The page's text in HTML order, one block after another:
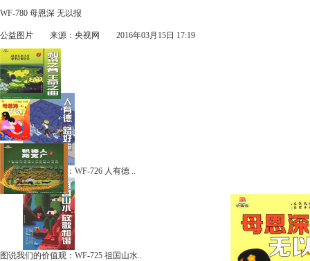
图说我们的价值观：WF-726 人有德 ..
图说我们的价值观：WF-725 祖国山水..
WF-780 母恩深 无以报
公益图片 来源：央视网 2016年03月15日 17:19